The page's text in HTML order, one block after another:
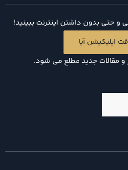
حتی بدون داشتن اینترنت ببینید!
اپلیکیشن آیا
و مقالات جدید مطلع می شود.